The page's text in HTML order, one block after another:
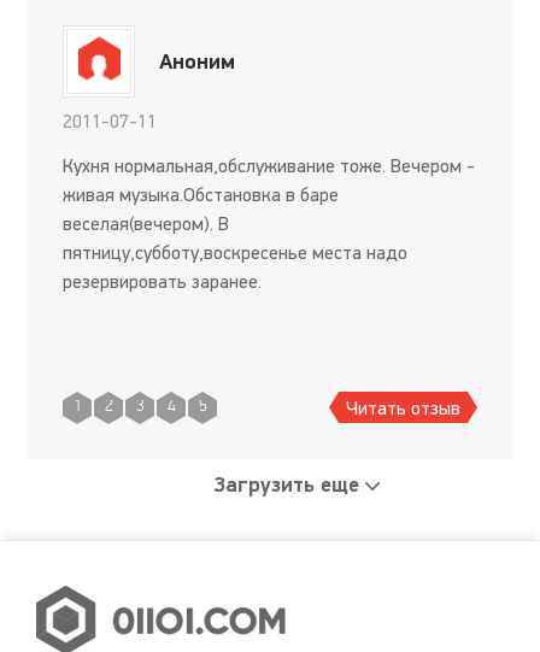
Аноним
2011-07-11
Кухня нормальная,обслуживание тоже. Вечером -
живая музыка.Обстановка в баре
веселая(вечером). В
пятницу,субботу,воскресенье места надо
резервировать заранее.
1 2 3 4 5 Читать отзыв
Загрузить еще